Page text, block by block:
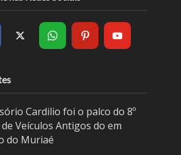
Cardilio foi o palco do 8º
Veículos Antigos do em
do Muriaé